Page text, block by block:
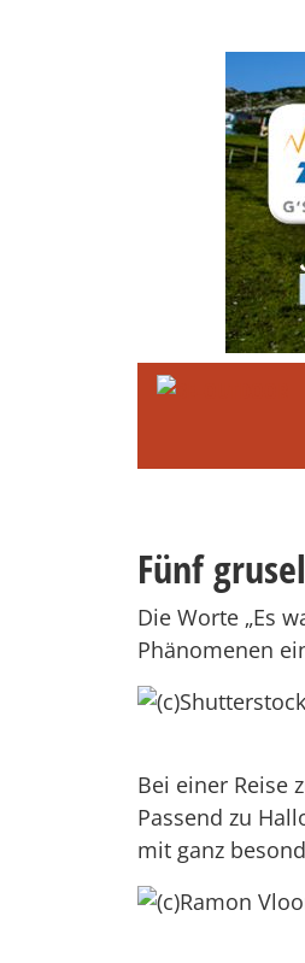
Fünf
Die Worte „Es
Phänomenen
Bei einer Reise
Passend zu
mit ganz